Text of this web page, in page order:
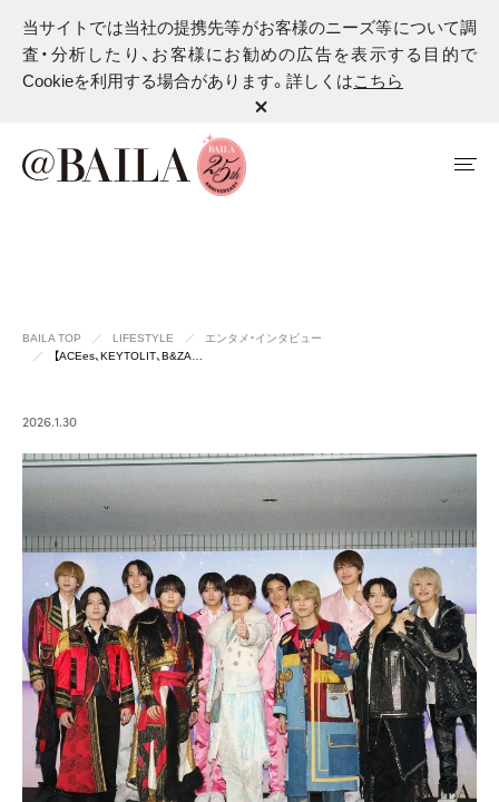
当サイトでは当社の提携先等がお客様のニーズ等について調
査・分析したり、お客様にお勧めの広告を表示する目的で
Cookieを利用する場合があります。詳しくはこちら
BAILA TOP LIFESTYLE
エンタメ・インタビュー
【ACEes、KEYTOLIT、B&ZA…
2026.1.30